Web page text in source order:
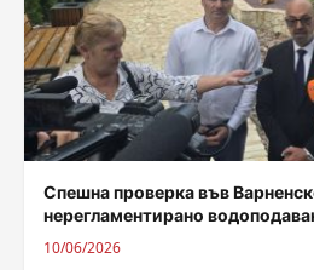
Спешна проверка във
нерегламентирано
10/06/2026